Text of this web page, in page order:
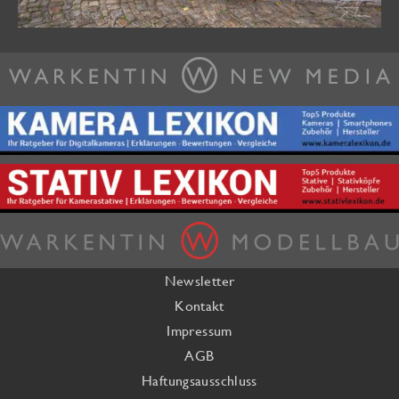
Newsletter
Kontakt
Impressum
AGB
Haftungsausschluss